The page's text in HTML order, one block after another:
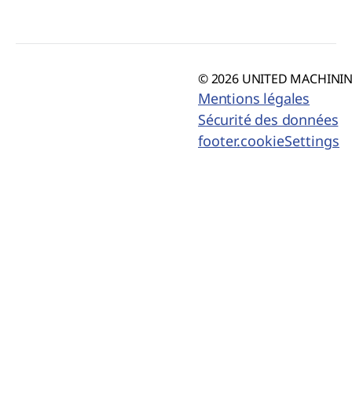
© 2026 UNITED
Mentions légales
Sécurité des données
footer.cookieSettings